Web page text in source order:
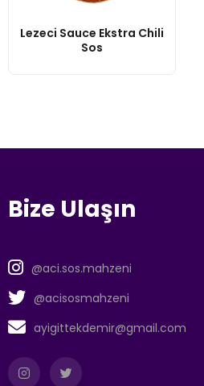
Lezeci Sauce Ekstra Chili
Sos
Bize Ulaşın
@aci.sos.mahzeni
@acisosmahzeni
ayigittekdemir@gmail.com